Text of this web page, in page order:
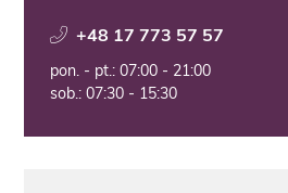
+48 17 773 57 57
pon. - pt.: 07:00 - 21:00
sob.: 07:30 - 15:30